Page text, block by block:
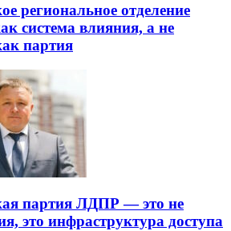
региональное отделение
система влияния, а не
партия
партия ЛДПР — это не
это инфраструктура доступа